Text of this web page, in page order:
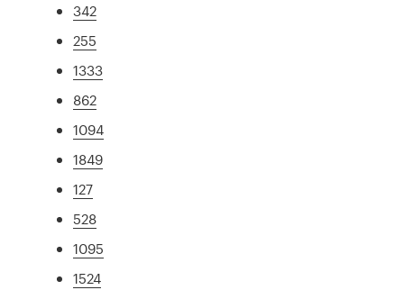
342
255
1333
862
1094
1849
127
528
1095
1524